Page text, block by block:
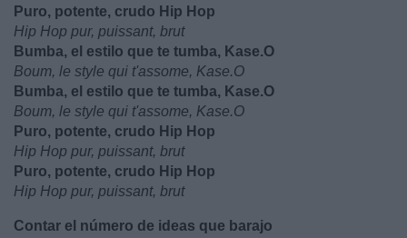
Puro, potente, crudo Hip Hop
Hip Hop pur, puissant, brut
Bumba, el estilo que te tumba, Kase.O
Boum, le style qui t'assome, Kase.O
Bumba, el estilo que te tumba, Kase.O
Boum, le style qui t'assome, Kase.O
Puro, potente, crudo Hip Hop
Hip Hop pur, puissant, brut
Puro, potente, crudo Hip Hop
Hip Hop pur, puissant, brut
Contar el número de ideas que barajo